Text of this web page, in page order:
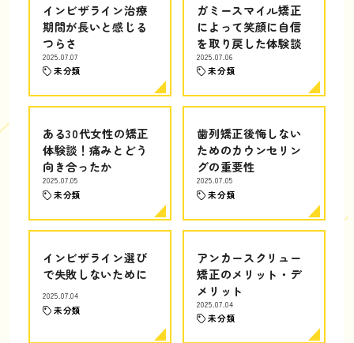
インビザライン治療
期間が長いと感じる
つらさ
2025.07.07
未分類
ガミースマイル矯正
によって笑顔に自信
を取り戻した体験談
2025.07.06
未分類
ある30代女性の矯正
体験談！痛みとどう
向き合ったか
2025.07.05
未分類
歯列矯正後悔しない
ためのカウンセリン
グの重要性
2025.07.05
未分類
インビザライン選び
で失敗しないために
2025.07.04
未分類
アンカースクリュー
矯正のメリット・デ
メリット
2025.07.04
未分類